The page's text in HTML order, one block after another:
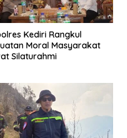
Kediri Rangkul
Moral Masyarakat
Silaturahmi